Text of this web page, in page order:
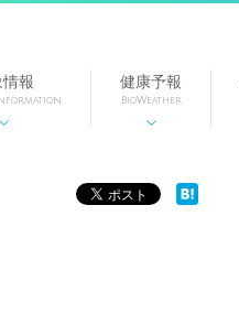
報

健康予報
BioWeather
